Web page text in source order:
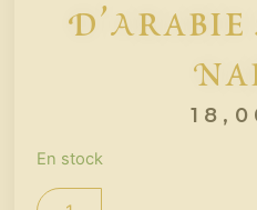
D’Arabie
En stock